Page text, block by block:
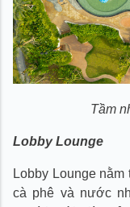
Tầm
Lobby Lounge
Lobby Lounge
cà phê và nước